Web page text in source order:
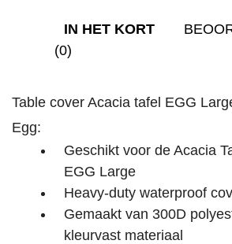
IN HET KORT
(0)
Table cover Acacia tafel EGG
Egg:
Geschikt voor de Acacia
EGG Large
Heavy-duty waterproof
Gemaakt van 300D
kleurvast materiaal